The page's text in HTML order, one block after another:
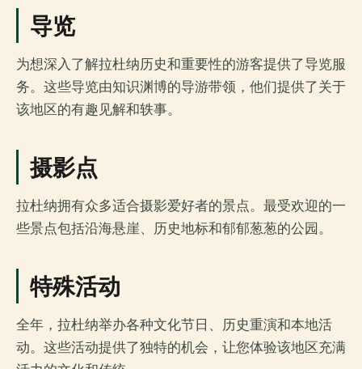
导览
为想深入了解拉杜纳历史和重要性的游客提供了导览服
务。这些导览由知识渊博的导游带领，他们提供了关于
该地区的有趣见解和轶事。
摄影点
拉杜纳拥有众多适合摄影爱好者的景点。最受欢迎的一
些景点包括沿海悬崖、历史地标和郁郁葱葱的公园。
特殊活动
全年，拉杜纳举办各种文化节日、历史重演和本地活
动。这些活动提供了独特的机会，让您体验该地区充满